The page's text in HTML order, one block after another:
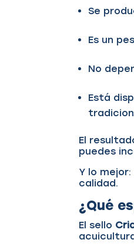
Se
Es un
No
Está
El
puedes
Y lo
calidad.
¿Qué
El sello